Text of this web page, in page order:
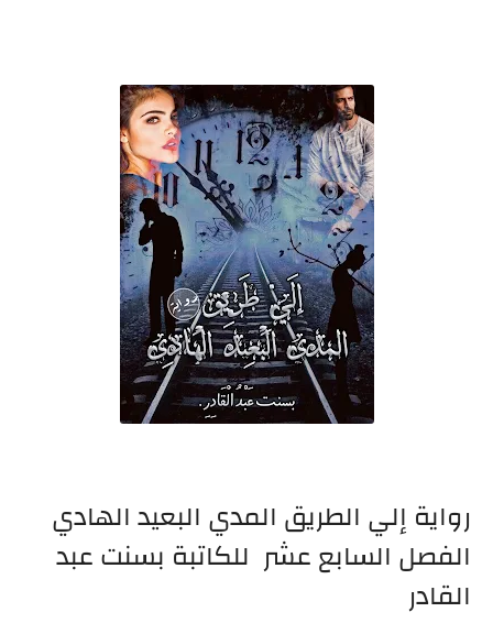
رواية إلي الطريق المدي البعيد الهادي
الفصل السابع عشر للكاتبة بسنت عبد
القادر